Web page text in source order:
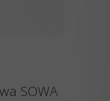
SOWA